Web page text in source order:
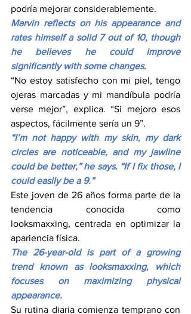
podría mejorar considerablemente.
Marvin reflects on his appearance and
rates himself a solid 7 out of 10, though
he believes he could improve
significantly with some changes.
“No estoy satisfecho con mi piel, tengo
ojeras marcadas y mi mandíbula podría
verse mejor”, explica. “Si mejoro esos
aspectos, fácilmente sería un 9”.
“I’m not happy with my skin, my dark
circles are noticeable, and my jawline
could be better,” he says. “If I fix those, I
could easily be a 9.”
Este joven de 26 años forma parte de la
tendencia conocida como
looksmaxxing, centrada en optimizar la
apariencia física.
The 26-year-old is part of a growing
trend known as looksmaxxing, which
focuses on maximizing physical
appearance.
Su rutina diaria comienza temprano con